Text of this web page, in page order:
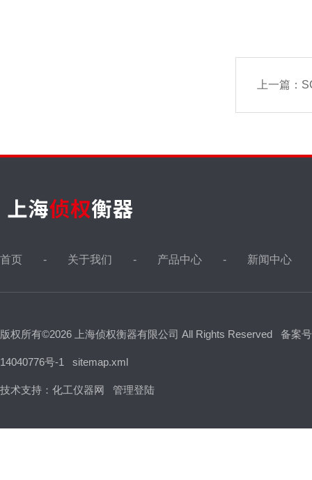
上一篇：
首页 关于我们 产品中心 新闻中心
版权所有©2026 上海侦权衡器有限公司 All Rights Reserved 备案
14040776号-1 sitemap.xml
技术支持： 化工仪器网 管理登陆